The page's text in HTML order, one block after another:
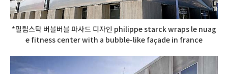
*필립스탁 버블버블 파사드 디자인 philippe starck wraps le nuag
e fitness center with a bubble-like façade in france